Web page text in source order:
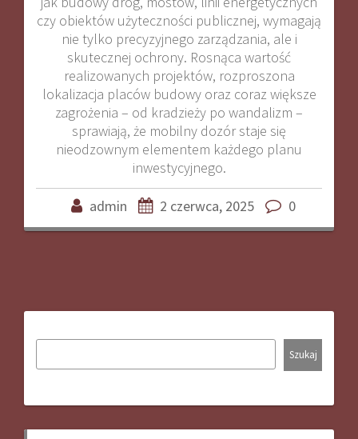
czy obiektów użyteczności publicznej, wymagają
nie tylko precyzyjnego zarządzania, ale i
skutecznej ochrony. Rosnąca wartość
realizowanych projektów, rozproszona
lokalizacja placów budowy oraz coraz większe
zagrożenia – od kradzieży po wandalizm –
sprawiają, że mobilny dozór staje się
nieodzownym elementem każdego planu
inwestycyjnego.
admin 2 czerwca, 2025 0
Szukaj